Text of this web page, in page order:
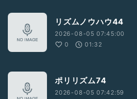
リズムノウハウ44
2026-08-05 07:45:00
0
01:32
ポリリズム74
2026-08-05 07:42:59